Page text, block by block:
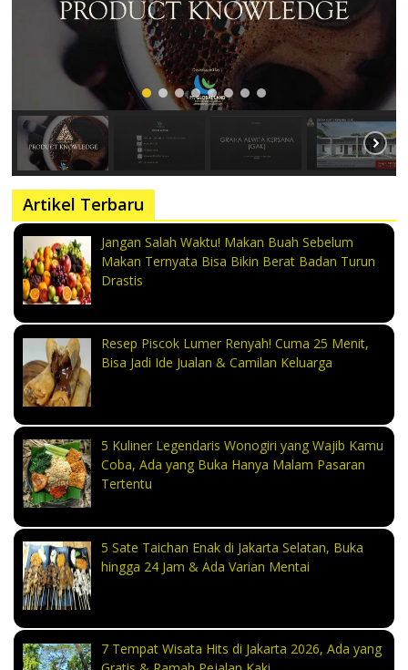
Artikel Terbaru
Jangan Salah Waktu! Makan Buah Sebelum
Makan Ternyata Bisa Bikin Berat Badan Turun
Drastis
Resep Piscok Lumer Renyah! Cuma 25 Menit,
Bisa Jadi Ide Jualan & Camilan Keluarga
5 Kuliner Legendaris Wonogiri yang Wajib Kamu
Coba, Ada yang Buka Hanya Malam Pasaran
Tertentu
5 Sate Taichan Enak di Jakarta Selatan, Buka
hingga 24 Jam & Ada Varian Mentai
7 Tempat Wisata Hits di Jakarta 2026, Ada yang